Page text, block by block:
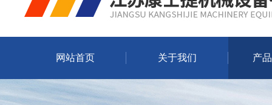
网站首页 关于我们 产